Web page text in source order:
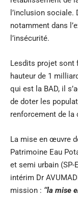
l’inclusion sociale.
notamment dans
l’insécurité.
Lesdits projet sont
hauteur de 1
qui est la BAD, il
de doter les
renforcement de
La mise en œuvre
Patrimoine Eau
et semi urbain (SP-
intérim Dr
mission : ‘‘la mise